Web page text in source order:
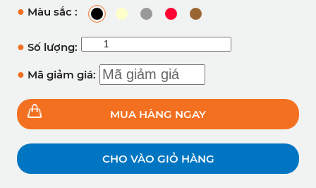
● Màu sắc :
● Số lượng:
● Mã giảm giá:
MUA HÀNG NGAY
CHO VÀO GIỎ HÀNG